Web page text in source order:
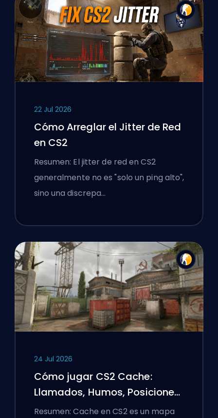
22 Jul 2026
Cómo Arreglar el Jitter de Red
en CS2
Resumen: El jitter de red en CS2
generalmente no es "solo un ping alto",
sino una discrepa…
24 Jul 2026
Cómo jugar CS2 Cache:
Llamados, Humos, Posiciones
y Consejos Premier
Resumen: Cache en CS2 es un mapa